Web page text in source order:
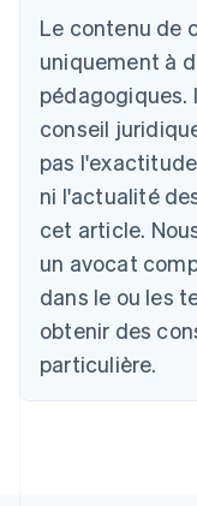
Le contenu de
uniquement à
pédagogiques.
conseil
pas
ni l'actualité
cet article.
un avocat
dans le ou les
obtenir des
particulière.
Deutsch English
Belgique
Nederlands
Brésil
PortuguêsEnglish
Bulgarie
Canada
English Français
Chine
简体中文 English
Chypre
English
EnglishItaliano
Danemark